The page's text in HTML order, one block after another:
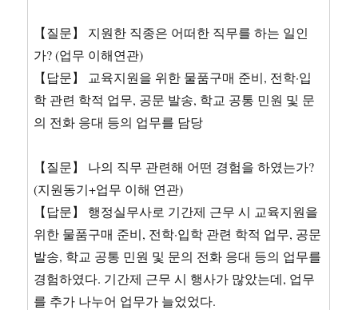
【질문】 지원한 직종은 어떠한 직무를 하는 일인
가? (업무 이해연관)
【답문】 교육지원을 위한 물품구매 준비, 전학·입
학 관련 학적 업무, 공문 발송, 학교 공통 민원 및 문
의 전화 응대 등의 업무를 담당
【질문】 나의 직무 관련해 어떤 경험을 하였는가?
(지원동기+업무 이해 연관)
【답문】 행정실무사로 기간제 근무 시 교육지원을
위한 물품구매 준비, 전학·입학 관련 학적 업무, 공문
발송, 학교 공통 민원 및 문의 전화 응대 등의 업무를
경험하였다. 기간제 근무 시 행사가 많았는데, 업무
를 추가 나누어 업무가 늘었었다.